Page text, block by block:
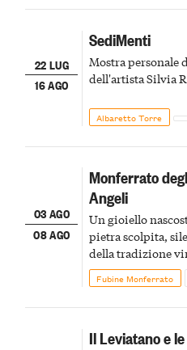
22 LUG
16 AGO
SediMenti
Mostra personale
dell'artista Silvia
Albaretto Torre
03 AGO
08 AGO
Monferrato
Angeli
Un gioiello
pietra scolpita,
della tradizione
Fubine Monferrato
Il Leviatano e